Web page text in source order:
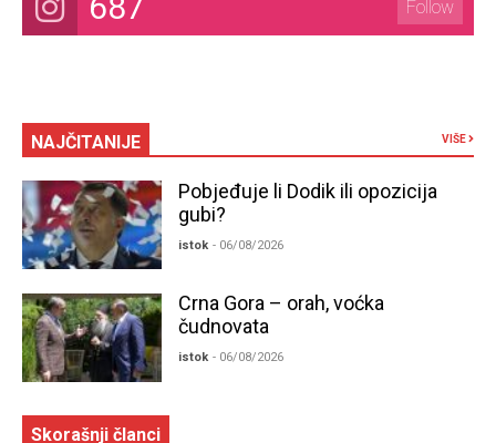
Follow
NAJČITANIJE VIŠE
Pobjeđuje li Dodik ili opozicija
gubi?
istok - 06/08/2026
Crna Gora – orah, voćka
čudnovata
istok - 06/08/2026
Skorašnji članci